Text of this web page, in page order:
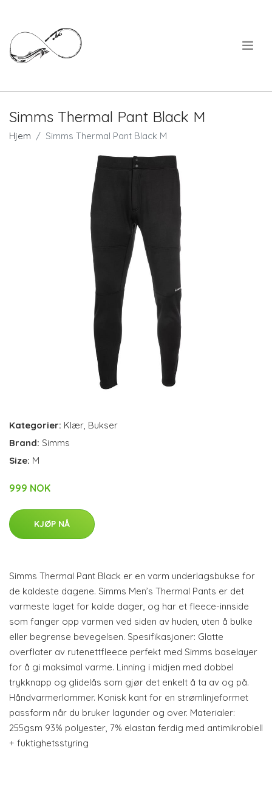
Simms Thermal Pant Black M
Hjem Simms Thermal Pant Black M
Kategorier: Klær, Bukser
Brand: Simms
Size: M
999 NOK
KJØP NÅ
Simms Thermal Pant Black er en varm underlagsbukse for
de kaldeste dagene. Simms Men’s Thermal Pants er det
varmeste laget for kalde dager, og har et fleece-innside
som fanger opp varmen ved siden av huden, uten å bulke
eller begrense bevegelsen. Spesifikasjoner: Glatte
overflater av rutenettfleece perfekt med Simms baselayer
for å gi maksimal varme. Linning i midjen med dobbel
trykknapp og glidelås som gjør det enkelt å ta av og på.
Håndvarmerlommer. Konisk kant for en strømlinjeformet
passform når du bruker lagunder og over. Materialer:
255gsm 93% polyester, 7% elastan ferdig med antimikrobiell
+ fuktighetsstyring